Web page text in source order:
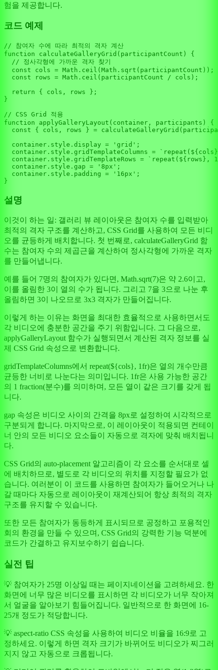
험을 제공합니다.
코드 예제
// 참여자 수에 따라 최적의 격자 계산
function
calculateGalleryGrid ( participantCount ) {
// 정사각형에 가까운 격자 찾기
const cols = Math . ceil ( Math . sqrt (participantCount));
const rows = Math . ceil (participantCount / cols);
return { cols, rows };
}
// CSS Grid 적용
function
applyGalleryLayout ( container, participants ) {
const { cols, rows } = calculateGalleryGrid
  container.
style . display = 'grid' ;
  container.
style . gridTemplateColumns = `repeat( ${cols}
  container.
style . gridTemplateRows = `repeat( ${rows} ,
  container.
style . gap = '8px' ;
  container.
style . padding = '16px' ;
설명
이것이 하는 일: 갤러리 뷰 레이아웃은 참여자 수를 입력받아
최적의 격자 구조를 계산하고, CSS Grid를 사용하여 모든 비디
오를 균등하게 배치합니다. 첫 번째로, calculateGalleryGrid 함
수는 참여자 수의 제곱근을 계산하여 정사각형에 가까운 격자
를 만들어냅니다.
예를 들어 7명의 참여자가 있다면, Math.sqrt(7)은 약 2.6이고,
이를 올림한 3이 열의 수가 됩니다. 그리고 7을 3으로 나눈 후
올림하면 3이 나오므로 3x3 격자가 만들어집니다.
이렇게 하는 이유는 화면을 최대한 효율적으로 사용하면서도
각 비디오에 충분한 공간을 주기 위함입니다. 그 다음으로,
applyGalleryLayout 함수가 실행되면서 계산된 격자 정보를 실
제 CSS Grid 속성으로 변환합니다.
gridTemplateColumns에서 repeat(${cols}, 1fr)은 열의 개수만큼
균등한 너비로 나눈다는 의미입니다. 1fr은 사용 가능한 공간
의 1 fraction(분수)를 의미하며, 모든 열이 같은 크기를 갖게 됩
니다.
gap 속성은 비디오 사이의 간격을 8px로 설정하여 시각적으로
구분되게 합니다. 마지막으로, 이 레이아웃이 적용되면 컨테이
너 안의 모든 비디오 요소들이 자동으로 격자에 맞춰 배치됩니
다.
CSS Grid의 auto-placement 알고리즘이 각 요소를 순서대로 셀
에 배치하므로, 별도로 각 비디오의 위치를 지정할 필요가 없
습니다. 여러분이 이 코드를 사용하면 참여자가 들어오거나 나
갈 때마다 자동으로 레이아웃이 재계산되어 항상 최적의 격자
구조를 유지할 수 있습니다.
또한 모든 참여자가 동등하게 표시되므로 공정하고 포용적인
회의 환경을 만들 수 있으며, CSS Grid의 강력한 기능 덕분에
코드가 간결하고 유지보수하기 쉽습니다.
실전 팁
💡 참여자가 25명 이상일 때는 페이지네이션을 고려하세요. 한
화면에 너무 많은 비디오를 표시하면 각 비디오가 너무 작아져
서 얼굴을 알아보기 힘들어집니다. 일반적으로 한 화면에 16-
25개 정도가 적당합니다.
💡 aspect-ratio CSS 속성을 사용하여 비디오 비율을 16:9로 고
정하세요. 이렇게 하면 격자 크기가 바뀌어도 비디오가 찌그러
지지 않고 자동으로 크롭됩니다.